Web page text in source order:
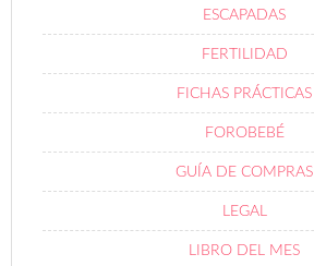
ESCAPADAS
FERTILIDAD
FICHAS PRÁCTICAS
FOROBEBÉ
GUÍA DE COMPRAS
LEGAL
LIBRO DEL MES